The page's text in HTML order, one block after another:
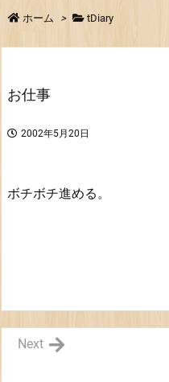
ホーム > tDiary
お仕事
2002年5月20日
ボチボチ進める。
Next